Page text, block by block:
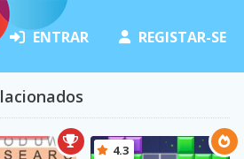
ENTRAR REGISTAR-SE
4.3